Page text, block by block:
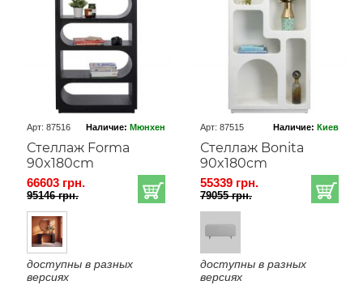
Арт: 87516 Наличие: Мюнхен
Стеллаж Forma
90x180cm
66603 грн.
95146 грн.
доступны в разных
версиях
Арт: 87515 Наличие: Киев
Стеллаж Bonita
90x180cm
55339 грн.
79055 грн.
доступны в разных
версиях